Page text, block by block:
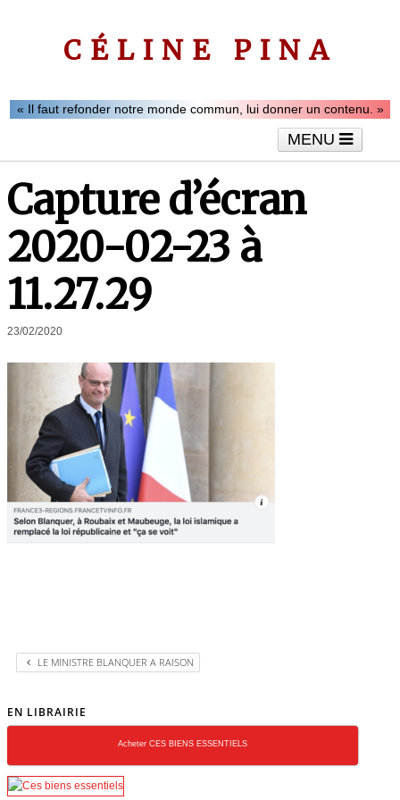
CÉLINE PINA
« Il faut refonder notre monde commun, lui donner un contenu. »
MENU
Interviews Vidéos Articles
Capture d’écran
2020-02-23 à
11.27.29
23/02/2020
LE MINISTRE BLANQUER A RAISON
EN LIBRAIRIE
Acheter CES BIENS ESSENTIELS